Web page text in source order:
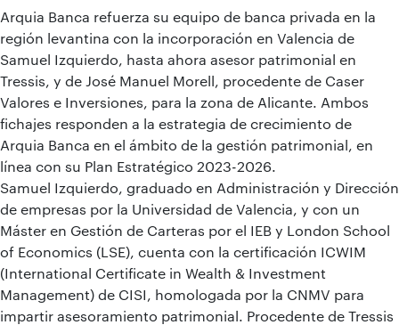
Arquia Banca refuerza su equipo de banca privada en la
región levantina con la incorporación en Valencia de
Samuel Izquierdo, hasta ahora asesor patrimonial en
Tressis, y de José Manuel Morell, procedente de Caser
Valores e Inversiones, para la zona de Alicante. Ambos
fichajes responden a la estrategia de crecimiento de
Arquia Banca en el ámbito de la gestión patrimonial, en
línea con su Plan Estratégico 2023-2026.
Samuel Izquierdo, graduado en Administración y Dirección
de empresas por la Universidad de Valencia, y con un
Máster en Gestión de Carteras por el IEB y London School
of Economics (LSE), cuenta con la certificación ICWIM
(International Certificate in Wealth & Investment
Management) de CISI, homologada por la CNMV para
impartir asesoramiento patrimonial. Procedente de Tressis